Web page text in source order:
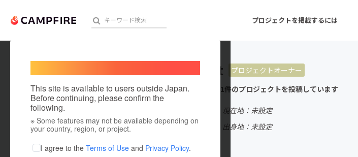
プロジェクトを掲載するには
人気のプロジェクト 注目のリターン 注目の新着プロジェクト
アート・写真 音楽
テクノロジー・ガジェット
This site is available to users outside Japan.
Before continuing, please confirm the
following.
※ Some features may not be available depending on
your country, region, or project.
I agree to the Terms of Use and Privacy Policy.
Cdotdot
プロジェクトオーナー
これまでに1件のプロジェクトを投稿しています
現在地：未設定
出身国：日本
出身地：未設定